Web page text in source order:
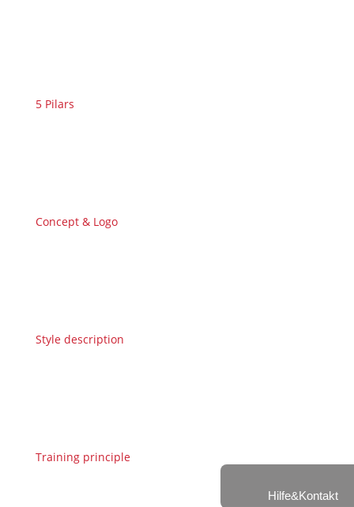
5 Pilars
Concept & Logo
Style description
Training principle
Hilfe&Kontakt